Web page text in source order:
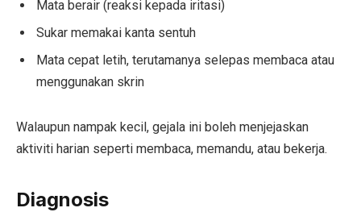
Mata berair (reaksi kepada iritasi)
Sukar memakai kanta sentuh
Mata cepat letih, terutamanya selepas membaca atau
menggunakan skrin
Walaupun nampak kecil, gejala ini boleh menjejaskan
aktiviti harian seperti membaca, memandu, atau bekerja.
Diagnosis